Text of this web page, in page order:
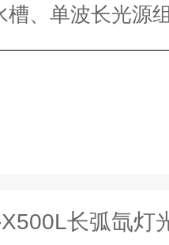
槽、单波长光源
长弧氙灯